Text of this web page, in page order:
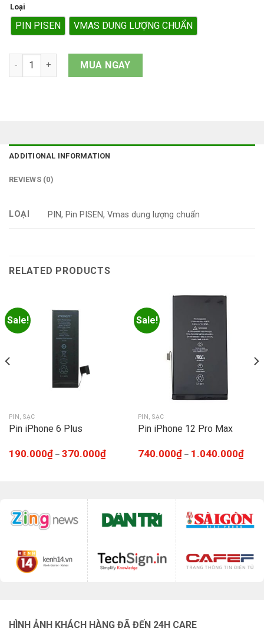
Loại
PIN PISEN VMAS DUNG LƯỢNG CHUẨN
Pin iPad Air 4 quantityMUA NGAY
ADDITIONAL INFORMATION
REVIEWS (0)
LOẠI PIN, Pin PISEN, Vmas dung lượng chuẩn
RELATED PRODUCTS
Sale!
PIN, SẠC
Pin iPhone 6 Plus
190.000₫– 370.000₫
Sale!
PIN, SẠC
Pin iPhone 12 Pro Max
740.000₫– 1.040.000₫
HÌNH ẢNH KHÁCH HÀNG ĐÃ ĐẾN 24H CARE